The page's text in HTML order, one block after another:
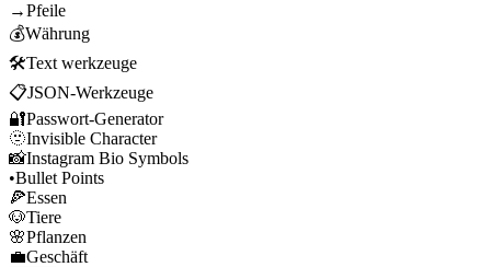
→Pfeile
💰Währung
🛠️Text werkzeuge
📋JSON-Werkzeuge
🔐Passwort-Generator
🫥Invisible Character
📸Instagram Bio Symbols
•Bullet Points
🍕Essen
🐶Tiere
🌸Pflanzen
💼Geschäft